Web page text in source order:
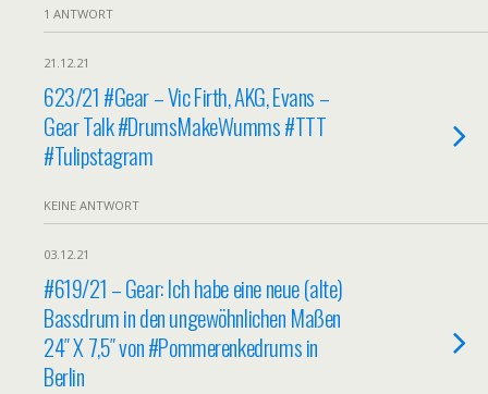
1 ANTWORT
21.12.21
623/21 #Gear – Vic Firth, AKG, Evans –
Gear Talk #DrumsMakeWumms #TTT
#Tulipstagram
KEINE ANTWORT
03.12.21
#619/21 – Gear: Ich habe eine neue (alte)
Bassdrum in den ungewöhnlichen Maßen
24″ X 7,5″ von #Pommerenkedrums in
Berlin